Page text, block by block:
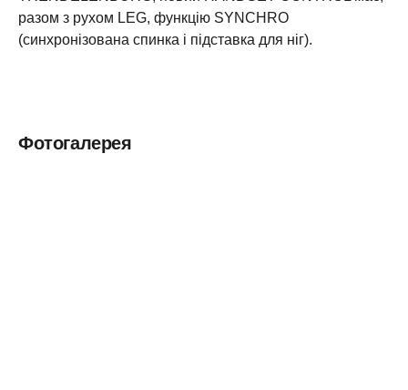
разом з рухом LEG, функцію SYNCHRO
(синхронізована спинка і підставка для ніг).
Фотогалерея